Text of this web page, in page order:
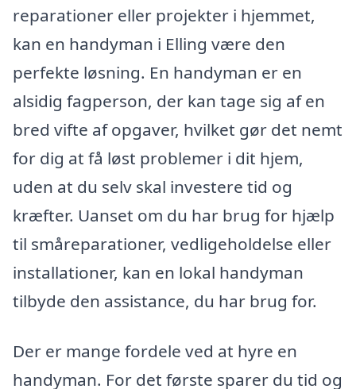
reparationer eller projekter i hjemmet,
kan en handyman i Elling være den
perfekte løsning. En handyman er en
alsidig fagperson, der kan tage sig af en
bred vifte af opgaver, hvilket gør det nemt
for dig at få løst problemer i dit hjem,
uden at du selv skal investere tid og
kræfter. Uanset om du har brug for hjælp
til småreparationer, vedligeholdelse eller
installationer, kan en lokal handyman
tilbyde den assistance, du har brug for.
Der er mange fordele ved at hyre en
handyman. For det første sparer du tid og